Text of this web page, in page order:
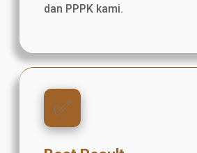
dan PPPK kami.
✅️